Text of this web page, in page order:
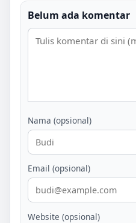
Belum ada komentar
Nama (opsional)
Email (opsional)
Website (opsional)